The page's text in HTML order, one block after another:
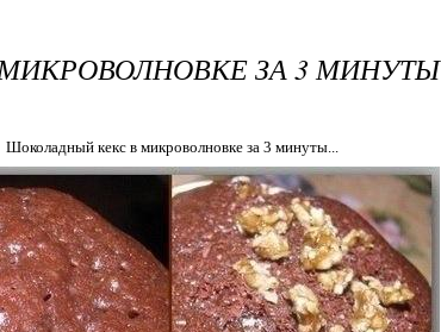
ЗА 3 МИНУТЫ
Шоколадный кекс в микроволновке за 3 минуты...